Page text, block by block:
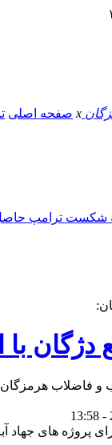
x صفحه اصلی
شکست ترامپ
پوشش مجتمع دژگان، از آب پایدار با